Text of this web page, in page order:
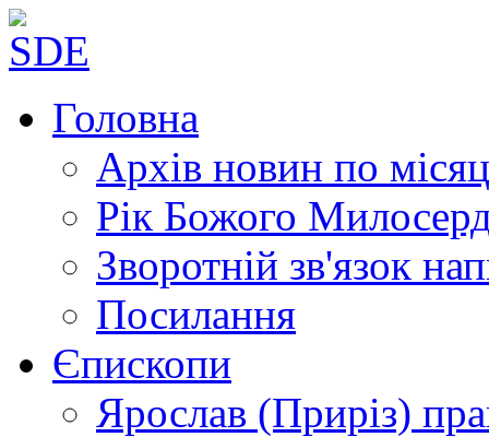
Головна
Архів новин по
Рік Божого
Зворотній зв'язок
Посилання
Єпископи
Ярослав (Приріз)